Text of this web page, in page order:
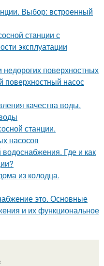
Выбор: встроенный
станции с
эксплуатации
поверхностных
насос
качества воды.
станции.
насосов
Где и как
из колодца.
это. Основные
и их функциональное